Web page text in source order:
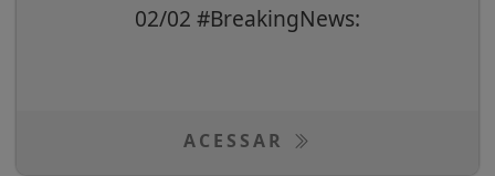
02/02 #BreakingNews:
ACESSAR